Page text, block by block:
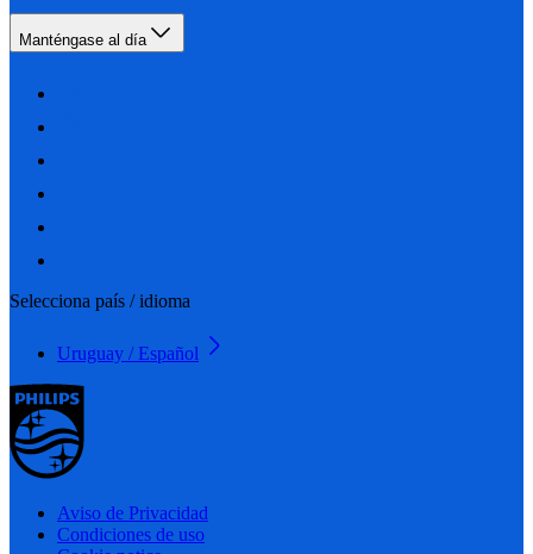
Manténgase al día
Selecciona país / idioma
Uruguay / Español
Aviso de Privacidad
Condiciones de uso